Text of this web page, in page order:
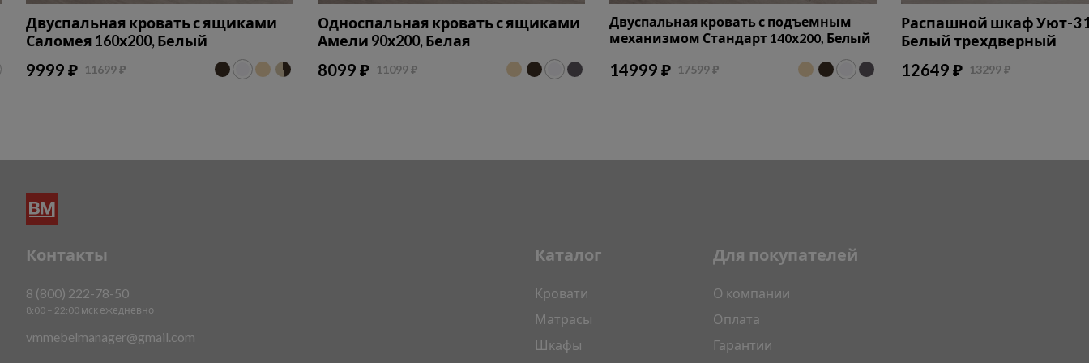
Двуспальная кровать с ящиками
Саломея 160х200, Белый
9999 ₽ 11699 ₽
Односпальная кровать с ящиками
Амели 90х200, Белая
8099 ₽ 11099 ₽
Двуспальная кровать с подъемным
механизмом Стандарт 140х200, Белый
14999 ₽ 17599 ₽
Распашной шкаф Уют-3
Белый трехдверный
12649 ₽ 13299 ₽
Контакты
8 (800) 222-78-50
8:00 – 22:00 мск ежедневно
vmmebelmanager@gmail.com
Каталог
Кровати
Матрасы
Шкафы
Для покупателей
О компании
Оплата
Гарантии